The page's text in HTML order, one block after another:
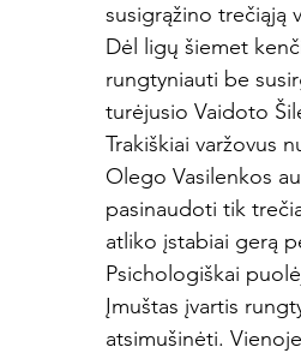
susigrąžino trečiąją
Dėl ligų šiemet
rungtyniauti be
turėjusio Vaidoto
Trakiškiai varžovus
Olego Vasilenkos
pasinaudoti tik
atliko įstabiai gerą
Psichologiškai
Įmuštas įvartis
atsimušinėti.